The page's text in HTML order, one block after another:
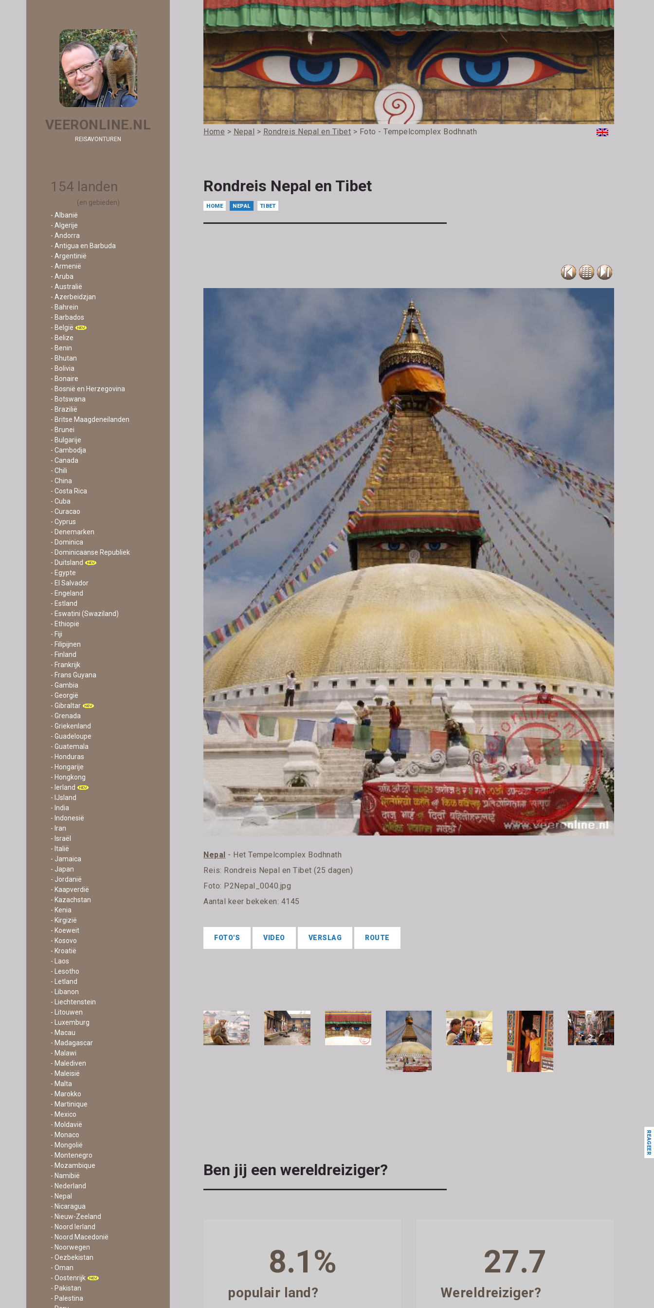
VEERONLINE.NL
REISAVONTUREN
154 landen
(en gebieden)
- Albanië
- Algerije
- Andorra
- Antigua en Barbuda
- Argentinië
- Armenië
- Aruba
- Australië
- Azerbeidzjan
- Bahrein
- Barbados
- België
- Belize
- Benin
- Bhutan
- Bolivia
- Bonaire
- Bosnië en Herzegovina
- Botswana
- Brazilië
- Britse Maagdeneilanden
- Brunei
- Bulgarije
- Cambodja
- Canada
- Chili
- China
- Costa Rica
- Cuba
- Curacao
- Cyprus
- Denemarken
- Dominica
- Dominicaanse Republiek
- Duitsland
- Egypte
- El Salvador
- Engeland
- Estland
- Eswatini (Swaziland)
- Ethiopië
- Fiji
- Filipijnen
- Finland
- Frankrijk
- Frans Guyana
- Gambia
- Georgië
- Gibraltar
- Grenada
- Griekenland
- Guadeloupe
- Guatemala
- Honduras
- Hongarije
- Hongkong
- Ierland
- IJsland
- India
- Indonesië
- Iran
- Israël
- Italië
- Jamaica
- Japan
- Jordanië
- Kaapverdië
- Kazachstan
- Kenia
- Kirgizië
- Koeweit
- Kosovo
- Kroatië
- Laos
- Lesotho
- Letland
- Libanon
- Liechtenstein
- Litouwen
- Luxemburg
- Macau
- Madagascar
- Malawi
- Malediven
- Maleisië
- Malta
- Marokko
- Martinique
- Mexico
- Moldavië
- Monaco
- Mongolië
- Montenegro
- Mozambique
- Namibië
- Nederland
- Nepal
- Nicaragua
- Nieuw-Zeeland
- Noord Ierland
- Noord Macedonië
- Noorwegen
- Oezbekistan
- Oman
- Oostenrijk
- Pakistan
- Palestina
Home > Nepal > Rondreis Nepal en Tibet > Foto - Tempelcomplex Bodhnath
Rondreis Nepal en Tibet
HOME NEPAL TIBET
Nepal - Het Tempelcomplex Bodhnath
Reis: Rondreis Nepal en Tibet (25 dagen)
Foto: P2Nepal_0040.jpg
Aantal keer bekeken: 4145
FOTO'S VIDEO VERSLAG ROUTE
Ben jij een wereldreiziger?
8.1%
populair land?
27.7
Wereldreiziger?
REAGEER